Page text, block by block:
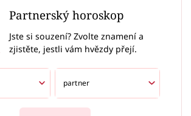
Partnerský horoskop
Jste si souzení? Zvolte znamení a
zjistěte, jestli vám hvězdy přejí.